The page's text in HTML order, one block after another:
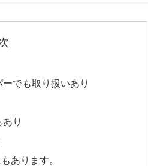
でも取り扱いあり
り
あります。